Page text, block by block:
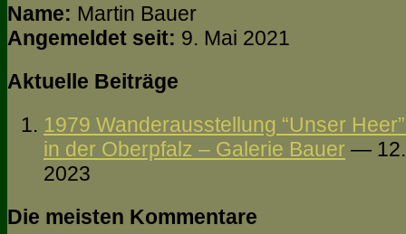
Name: Martin Bauer
Angemeldet seit: 9. Mai 2021
Aktuelle Beiträge
1979 Wanderausstellung “Unser
in der Oberpfalz – Galerie Bauer — 12.
2023
Die meisten Kommentare